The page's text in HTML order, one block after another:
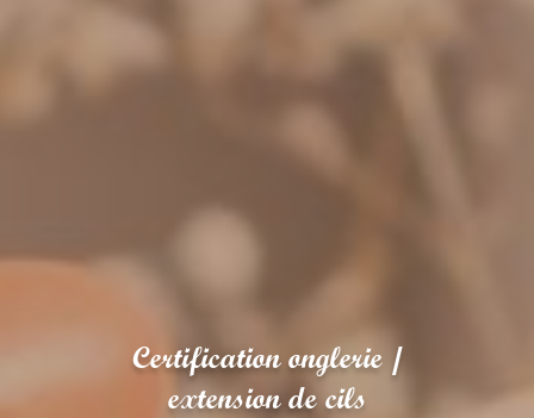
Certification onglerie /
extension de cils